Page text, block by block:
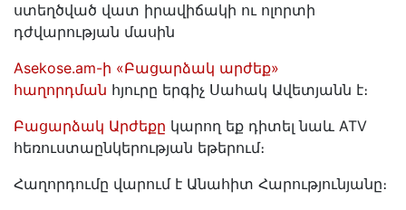
ստեղծված վատ իրավիճակի ու ոլորտի
դժվարության մասին
Asekose.am-ի «Բացարձակ արժեք»
հաղորդման հյուրը երգիչ Սահակ Ավետյանն է։
Բացարձակ Արժեքը կարող եք դիտել նաև ATV
հեռուստաընկերության եթերում։
Հաղորդումը վարում է Անահիտ Հարությունյանը։